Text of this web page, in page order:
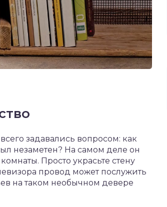
задавались вопросом: как
незаметен? На самом деле он
Просто украсьте стену
провод может послужить
на таком необычном девере